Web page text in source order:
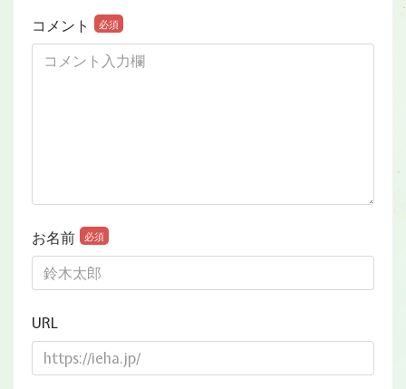
コメント 必須
お名前 必須
URL